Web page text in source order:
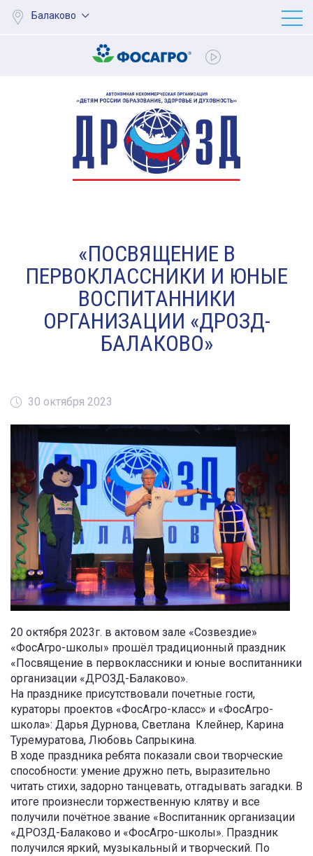
Балаково
«ПОСВЯЩЕНИЕ В
ПЕРВОКЛАССНИКИ И ЮНЫЕ
ВОСПИТАННИКИ
ОРГАНИЗАЦИИ «ДРОЗД-
БАЛАКОВО»
30 октября 2023
20 октября 2023г. в актовом зале «Созвездие»
«ФосАгро-школы» прошёл традиционный праздник
«Посвящение в первоклассники и юные воспитанники
организации «ДРОЗД-Балаково».
На празднике присутствовали почетные гости,
кураторы проектов «ФосАгро-класс» и «ФосАгро-
школа»: Дарья Дурнова, Светлана Клейнер, Карина
Туремуратова, Любовь Сапрыкина.
В ходе праздника ребята показали свои творческие
способности: умение дружно петь, выразительно
читать стихи, задорно танцевать, отгадывать загадки. В
итоге произнесли торжественную клятву и все
получили почётное звание «Воспитанник организации
«ДРОЗД-Балаково и «ФосАгро-школы». Праздник
получился яркий, музыкальный и творческий. По